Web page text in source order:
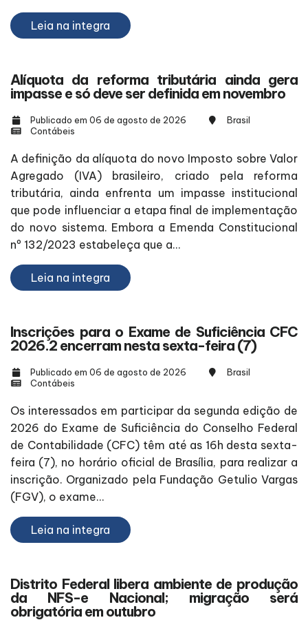
Leia na integra
Alíquota da reforma tributária ainda gera
impasse e só deve ser definida em novembro
Publicado em 06 de agosto de 2026
Brasil
Contábeis
A definição da alíquota do novo Imposto sobre Valor
Agregado (IVA) brasileiro, criado pela reforma
tributária, ainda enfrenta um impasse institucional
que pode influenciar a etapa final de implementação
do novo sistema. Embora a Emenda Constitucional
nº 132/2023 estabeleça que a...
Leia na integra
Inscrições para o Exame de Suficiência CFC
2026.2 encerram nesta sexta-feira (7)
Publicado em 06 de agosto de 2026
Brasil
Contábeis
Os interessados em participar da segunda edição de
2026 do Exame de Suficiência do Conselho Federal
de Contabilidade (CFC) têm até as 16h desta sexta-
feira (7), no horário oficial de Brasília, para realizar a
inscrição. Organizado pela Fundação Getulio Vargas
(FGV), o exame...
Leia na integra
Distrito Federal libera ambiente de produção
da NFS-e Nacional; migração será
obrigatória em outubro